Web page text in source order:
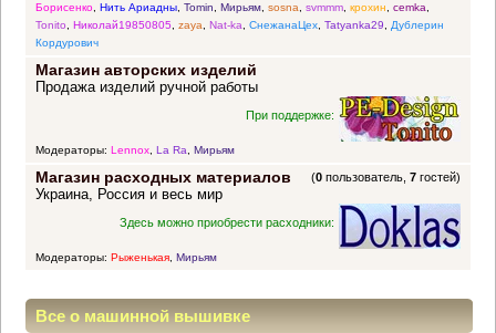
Борисенко, Нить Ариадны, Tomin, Мирьям, sosna, svmmm, крохин, cemka,
Tonito, Николай19850805, zaya, Nat-ka, СнежанаЦех, Tatyanka29, Дублерин
Кордурович
Магазин авторских изделий
Продажа изделий ручной работы
При поддержке:
Модераторы: Lennox, La Ra, Мирьям
Магазин расходных материалов (0 пользователь,7 гостей)
Украина, Россия и весь мир
Здесь можно приобрести расходники:
Модераторы: Рыженькая, Мирьям
Все о машинной вышивке